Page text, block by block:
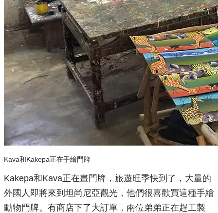
Kava和Kakepa正在手繪門牌
​Kakepa和Kava正在畫門牌，旅遊旺季快到了，大量的
外國人即將來到坦尚尼亞觀光， 他們很喜歡買這種手繪
動物門牌。有商店下了大訂單，兩位弟弟正在趕工製